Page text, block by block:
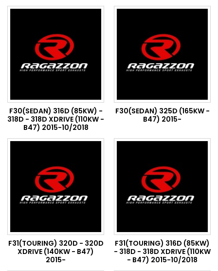
F30(SEDAN) 316D (85KW) -
318D - 318D XDRIVE (110KW -
B47) 2015-10/2018
F30(SEDAN) 325D (165KW -
B47) 2015-
F31(TOURING) 320D - 320D
XDRIVE (140KW - B47)
2015-
F31(TOURING) 316D (85KW)
- 318D - 318D XDRIVE (110KW
- B47) 2015-10/2018